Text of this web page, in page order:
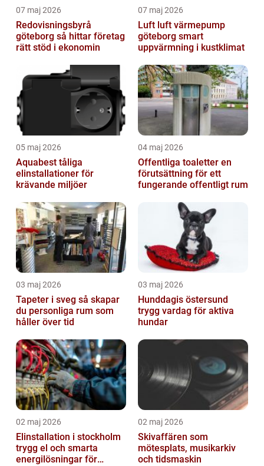
07 maj 2026
Redovisningsbyrå
göteborg så hittar företag
rätt stöd i ekonomin
07 maj 2026
Luft luft värmepump
göteborg smart
uppvärmning i kustklimat
05 maj 2026
Aquabest tåliga
elinstallationer för
krävande miljöer
04 maj 2026
Offentliga toaletter en
förutsättning för ett
fungerande offentligt rum
03 maj 2026
Tapeter i sveg så skapar
du personliga rum som
håller över tid
03 maj 2026
Hunddagis östersund
trygg vardag för aktiva
hundar
02 maj 2026
Elinstallation i stockholm
trygg el och smarta
energilösningar för
02 maj 2026
Skivaffären som
mötesplats, musikarkiv
och tidsmaskin